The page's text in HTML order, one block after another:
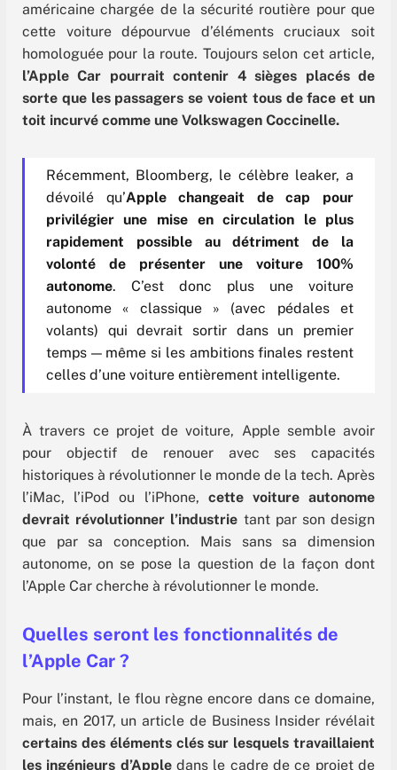
américaine chargée de la sécurité routière pour que
cette voiture dépourvue d’éléments cruciaux soit
homologuée pour la route. Toujours selon cet article,
l’Apple Car pourrait contenir 4 sièges placés de
sorte que les passagers se voient tous de face et un
toit incurvé comme une Volkswagen Coccinelle.
Récemment, Bloomberg, le célèbre leaker, a
dévoilé qu’Apple changeait de cap pour
privilégier une mise en circulation le plus
rapidement possible au détriment de la
volonté de présenter une voiture 100%
autonome. C’est donc plus une voiture
autonome « classique » (avec pédales et
volants) qui devrait sortir dans un premier
temps — même si les ambitions finales restent
celles d’une voiture entièrement intelligente.
À travers ce projet de voiture, Apple semble avoir
pour objectif de renouer avec ses capacités
historiques à révolutionner le monde de la tech. Après
l’iMac, l’iPod ou l’iPhone, cette voiture autonome
devrait révolutionner l’industrie tant par son design
que par sa conception. Mais sans sa dimension
autonome, on se pose la question de la façon dont
l’Apple Car cherche à révolutionner le monde.
Quelles seront les fonctionnalités de
l’Apple Car ?
Pour l’instant, le flou règne encore dans ce domaine,
mais, en 2017, un article de Business Insider révélait
certains des éléments clés sur lesquels travaillaient
les ingénieurs d’Appledans le cadre de ce projet de